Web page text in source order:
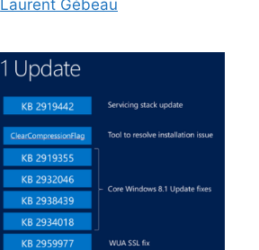
Laurent Gébeau